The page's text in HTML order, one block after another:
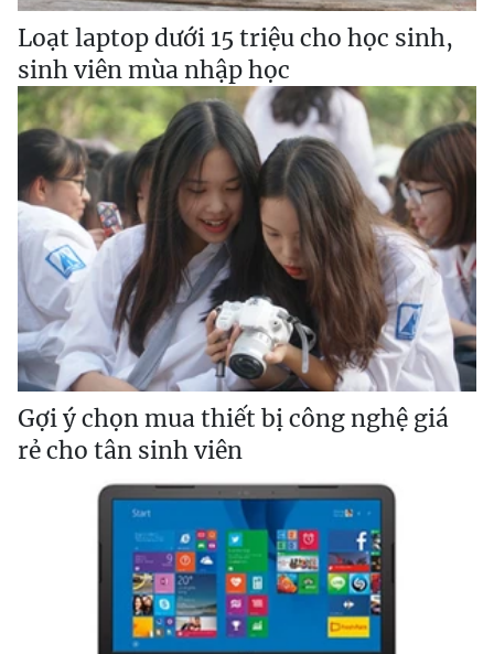
Loạt laptop dưới 15 triệu cho học sinh,
sinh viên mùa nhập học
Gợi ý chọn mua thiết bị công nghệ giá
rẻ cho tân sinh viên